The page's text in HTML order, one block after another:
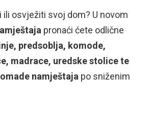
ili osvježiti svoj dom? U novom
pronaći ćete odlične
predsoblja, komode,
madrace, uredske stolice te
namještaja po sniženim